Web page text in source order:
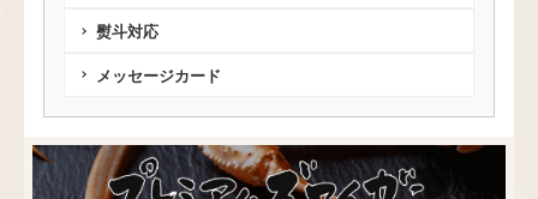
熨斗対応
メッセージカード